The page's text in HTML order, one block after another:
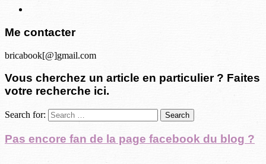
Me contacter
bricabook[@]gmail.com
Vous cherchez un article en particulier ? Faites
votre recherche ici.
Search for:
Pas encore fan de la page facebook du blog ?